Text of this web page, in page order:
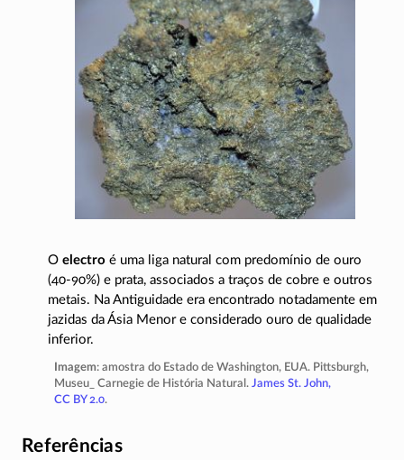
O electro é uma liga natural com predomínio de ouro
(40-90%) e prata, associados a traços de cobre e outros
metais. Na Antiguidade era encontrado notadamente em
jazidas da Ásia Menor e considerado ouro de qualidade
inferior.
Imagem: amostra do Estado de Washington, EUA. Pittsburgh,
Museu_ Carnegie de História Natural. James St. John,
CC BY 2.0.
Referências